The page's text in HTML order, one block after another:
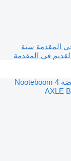
المقدمة سنة
في المقدمة